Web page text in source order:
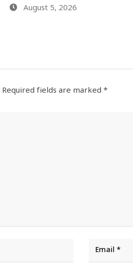
August 5, 2026
Required fields are marked *